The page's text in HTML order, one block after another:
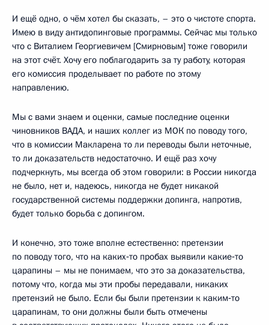
И ещё одно, о чём хотел бы сказать, – это о чистоте спорта.
Имею в виду антидопинговые программы. Сейчас мы только
что с Виталием Георгиевичем [Смирновым] тоже говорили
на этот счёт. Хочу его поблагодарить за ту работу, которая
его комиссия проделывает по работе по этому
направлению.
Мы с вами знаем и оценки, самые последние оценки
чиновников ВАДА, и наших коллег из МОК по поводу того,
что в комиссии Макларена то ли переводы были неточные,
то ли доказательств недостаточно. И ещё раз хочу
подчеркнуть, мы всегда об этом говорили: в России никогда
не было, нет и, надеюсь, никогда не будет никакой
государственной системы поддержки допинга, напротив,
будет только борьба с допингом.
И конечно, это тоже вполне естественно: претензии
по поводу того, что на каких‑то пробах выявили какие‑то
царапины – мы не понимаем, что это за доказательства,
потому что, когда мы эти пробы передавали, никаких
претензий не было. Если бы были претензии к каким‑то
царапинам, то они должны были быть отмечены